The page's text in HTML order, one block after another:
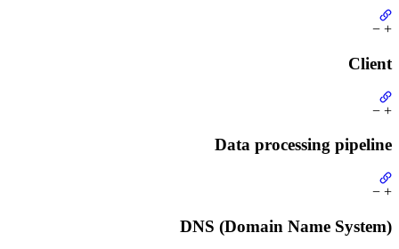
+
−
Client
+
−
Data processing pipeline
+
−
DNS (Domain Name System)